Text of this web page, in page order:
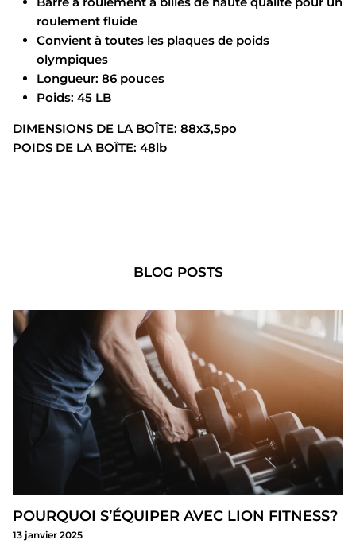
roulement fluide
Convient à toutes les plaques de poids
olympiques
Longueur: 86 pouces
Poids: 45 LB
DIMENSIONS DE LA BOÎTE: 88x3,5po
POIDS DE LA BOÎTE: 48lb
BLOG POSTS
POURQUOI S’ÉQUIPER AVEC LION FITNESS?
13 janvier 2025